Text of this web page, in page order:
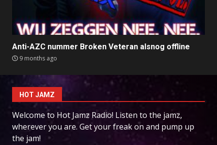
Anti-AZC nummer Broken Veteran alsnog offline
9 months ago
HOT JAMZ
Welcome to Hot Jamz Radio! Listen to the jamz,
wherever you are. Get your freak on and pump up
the jam!